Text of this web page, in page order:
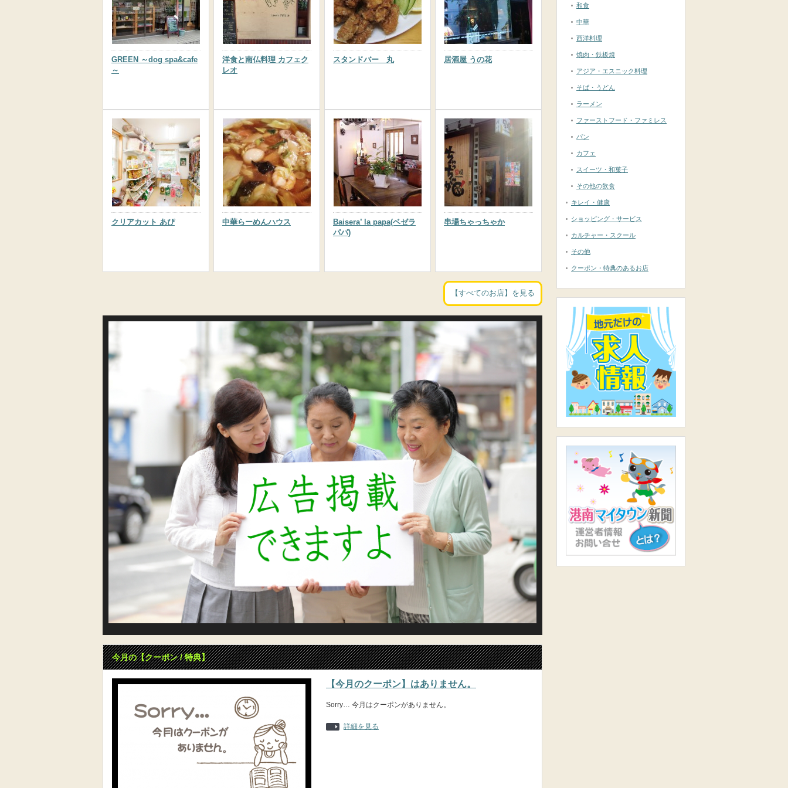
GREEN ～dog spa&cafe
～
洋食と南仏料理 カフェク
レオ
スタンドバー 丸 居酒屋 うの花
クリアカット あぴ 中華らーめんハウス
Baisera’ la papa(ベゼラ
パパ)
串場ちゃっちゃか
【すべてのお店】を見る
今月の【クーポン / 特典】
【今月のクーポン】はありません。
Sorry… 今月はクーポンがありません。
詳細を見る
和食
中華
西洋料理
焼肉・鉄板焼
アジア・エスニック料理
そば・うどん
ラーメン
ファーストフード・ファミレス
パン
カフェ
スイーツ・和菓子
その他の飲食
キレイ・健康
ショッピング・サービス
カルチャー・スクール
その他
クーポン・特典のあるお店